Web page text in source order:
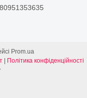
Prom.ua
Політика конфіденційності